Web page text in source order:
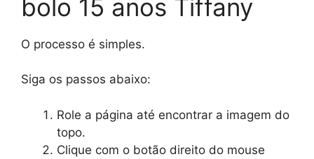
bolo 15 anos Tiffany
O processo é simples.
Siga os passos abaixo:
Role a página até encontrar a imagem do
topo.
Clique com o botão direito do mouse